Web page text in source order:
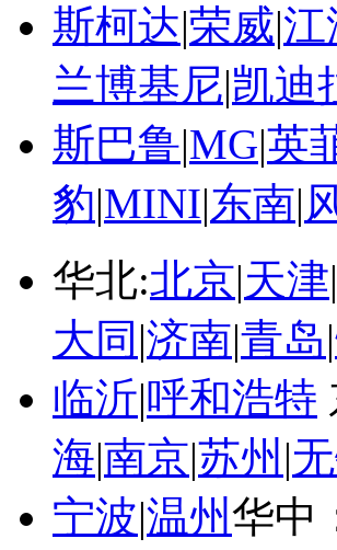
斯柯达|荣威|江
兰博基尼|凯迪
斯巴鲁|MG|英
豹|MINI|东南|
华北:北京|天津|
大同 |济南|青岛|
临沂|呼和浩特
海|南京|苏州 |
宁波|温州华中